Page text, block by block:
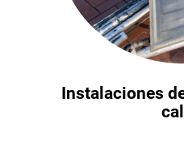
Instalaciones